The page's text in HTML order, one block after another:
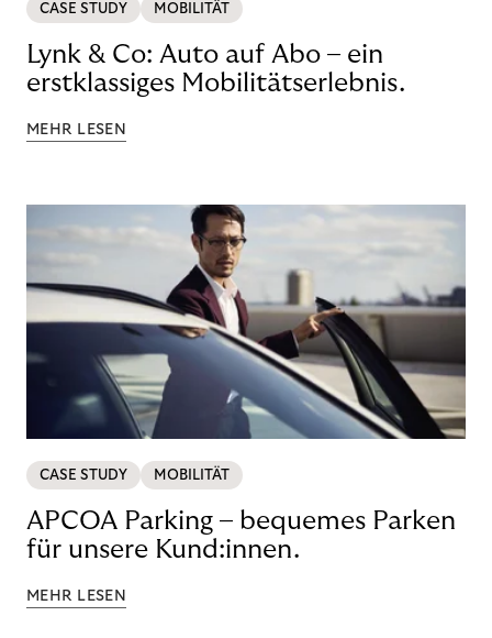
CASE STUDY MOBILITÄT
Lynk & Co: Auto auf Abo – ein
erstklassiges Mobilitätserlebnis.
MEHR LESEN
CASE STUDY MOBILITÄT
APCOA Parking – bequemes Parken
für unsere Kund:innen.
MEHR LESEN